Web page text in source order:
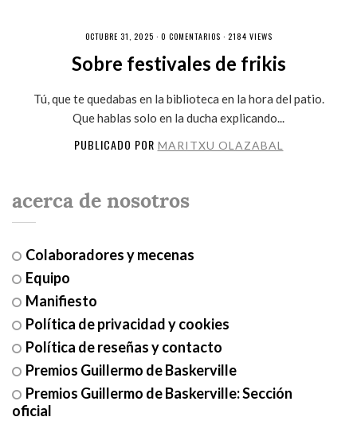
OCTUBRE 31, 2025 · 0 COMENTARIOS · 2184 VIEWS
Sobre festivales de frikis
Tú, que te quedabas en la biblioteca en la hora del patio.
Que hablas solo en la ducha explicando...
PUBLICADO POR MARITXU OLAZABAL
acerca de nosotros
Colaboradores y mecenas
Equipo
Manifiesto
Política de privacidad y cookies
Política de reseñas y contacto
Premios Guillermo de Baskerville
Premios Guillermo de Baskerville: Sección
oficial